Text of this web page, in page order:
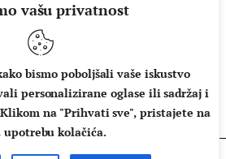
vašu privatnost
bismo poboljšali vaše iskustvo
personalizirane oglase ili sadržaj i
na "Prihvati sve", pristajete na
upotrebu kolačića.
UVJETI KORIŠTENJA